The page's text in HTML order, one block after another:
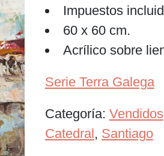
Impuestos
60 x 60 cm.
Acrílico sobre
Serie Terra Galega
Categoría: Vendidos
Catedral, Santiago